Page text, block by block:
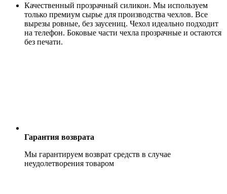
Качественный прозрачный силикон. Мы используем
только премиум сырье для производства чехлов. Все
вырезы ровные, без заусениц. Чехол идеально подходит
на телефон. Боковые части чехла прозрачные и остаются
без печати.
Гарантия возврата
Мы гарантируем возврат средств в случае
неудолетворения товаром